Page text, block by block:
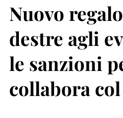
Nuovo
destre agli
le sanzioni
collabora